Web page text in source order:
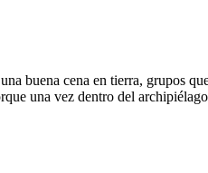
buena cena en tierra, grupos
una vez dentro del